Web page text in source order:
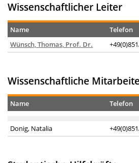
Wissenschaftlicher Leiter
Name Telefon
Wünsch, Thomas, Prof. Dr.
Wissenschaftliche
Name Telefon
Donig, Natalia